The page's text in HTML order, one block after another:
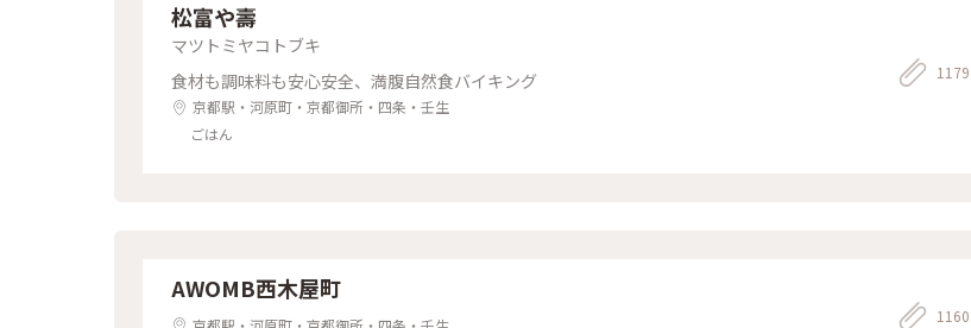
松富や壽
マツトミヤコトブキ
食材も調味料も安心安全、満腹自然食バイキング
京都駅・河原町・京都御所・四条・壬生
ごはん
1179
AWOMB西木屋町
1160